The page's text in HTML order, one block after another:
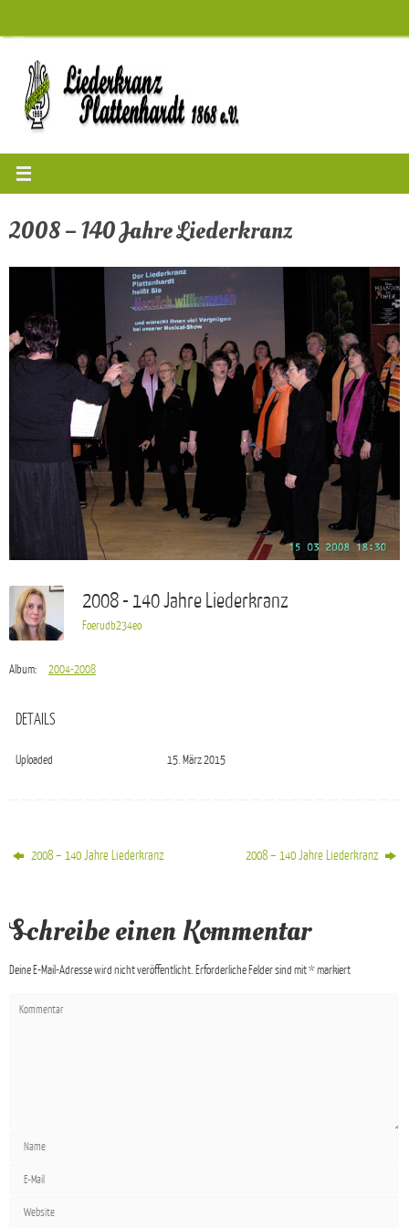
Inhalt
springen
2008 – 140 Jahre Liederkranz
2008 - 140 Jahre Liederkranz
Foerudb234eo
Album: 2004-2008
DETAILS
Uploaded 15. März 2015
2008 – 140 Jahre Liederkranz 2008 – 140 Jahre Liederkranz
Schreibe einen Kommentar
Deine E-Mail-Adresse wird nicht veröffentlicht. Erforderliche Felder sind mit*markiert